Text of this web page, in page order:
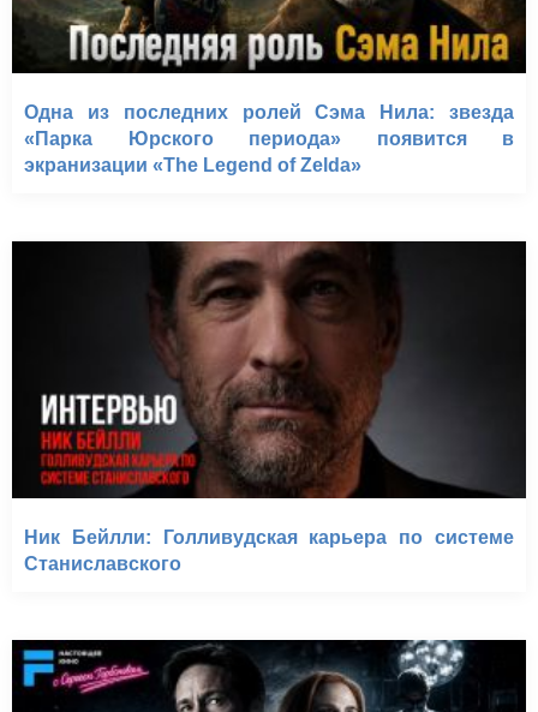
Одна из последних ролей Сэма Нила: звезда
«Парка Юрского периода» появится в
экранизации «The Legend of Zelda»
Ник Бейлли: Голливудская карьера по системе
Станиславского